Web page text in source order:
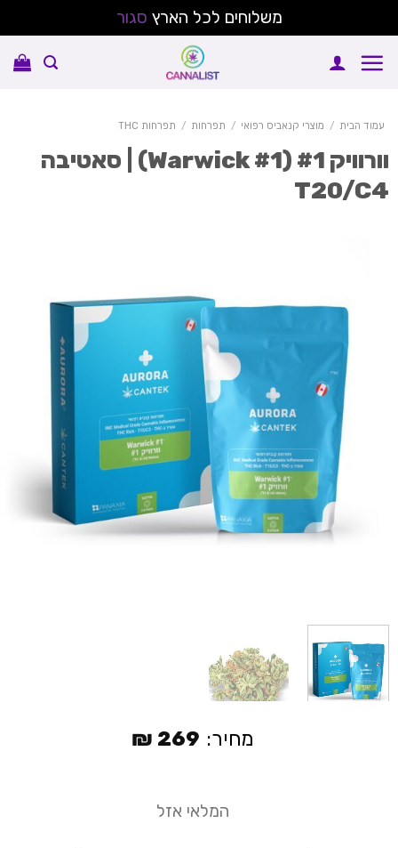
משלוחים לכל הארץסגור
עמוד הבית / מוצרי קנאביס רפואי / תפרחות / תפרחות THC
וורוויק #1 (Warwick #1) | סאטיבה
T20/
מחיר: 269
₪
המלאי אזל